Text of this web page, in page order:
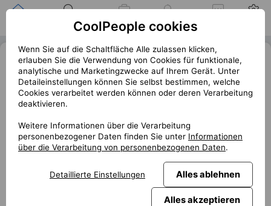
Position
Jobs
Trezor mění pravidla hry pro
hardwarové kryptopeněženky:
Ukázal novou, lepší a jednodušší
« Zurück
Trezor, první tvůrce hardwarové kryptopeněženky, mění
produkty. Proto je takové překvapení, že nová produktová
řada přichází rovnou se třemi novinkami. Co můžete
CoolPeople cookies
Wenn Sie auf die Schaltfläche Alle zulassen klicken,
erlauben Sie die Verwendung von Cookies für funktionale,
analytische und Marketingzwecke auf Ihrem Gerät. Unter
Detaileinstellungen können Sie selbst bestimmen, welche
Cookies verarbeitet werden können oder deren Verarbeitung
deaktivieren.
Weitere Informationen über die Verarbeitung
personenbezogener Daten finden Sie unter Informationen
über die Verarbeitung von personenbezogenen Daten.
Detaillierte Einstellungen Alles ablehnen
Alles akzeptieren